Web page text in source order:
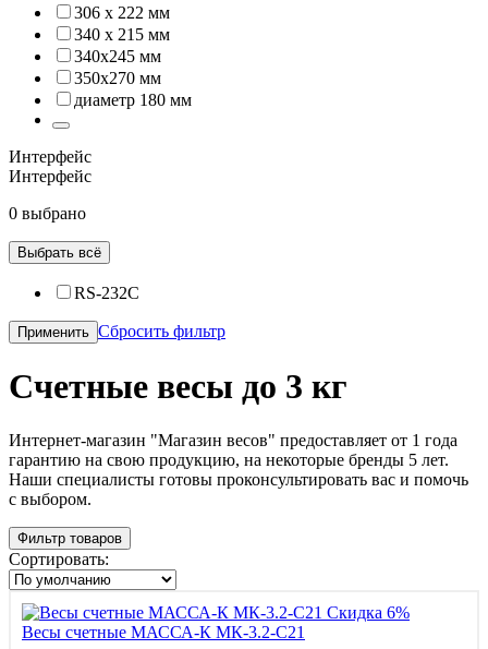
306 х 222 мм
340 х 215 мм
340х245 мм
350x270 мм
диаметр 180 мм
Интерфейс
Интерфейс
0 выбрано
Выбрать всё
RS-232C
Применить Сбросить фильтр
Счетные весы до 3 кг
Интернет-магазин "Магазин весов" предоставляет от 1 года
гарантию на свою продукцию, на некоторые бренды 5 лет.
Наши специалисты готовы проконсультировать вас и помочь
с выбором.
Фильтр товаров
Сортировать:
Скидка 6%
Весы счетные МАССА-К МК-3.2-C21